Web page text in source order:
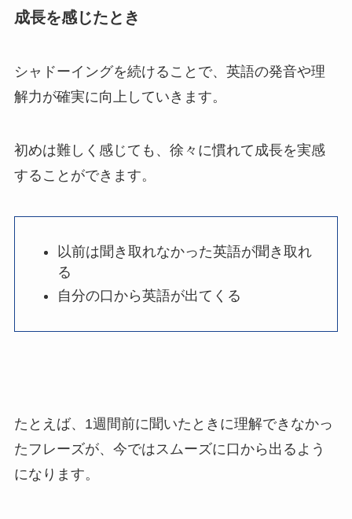
成長を感じたとき
シャドーイングを続けることで、英語の発音や理
解力が確実に向上していきます。
初めは難しく感じても、徐々に慣れて成長を実感
することができます。
以前は聞き取れなかった英語が聞き取れ
る
自分の口から英語が出てくる
たとえば、1週間前に聞いたときに理解できなかっ
たフレーズが、今ではスムーズに口から出るよう
になります。